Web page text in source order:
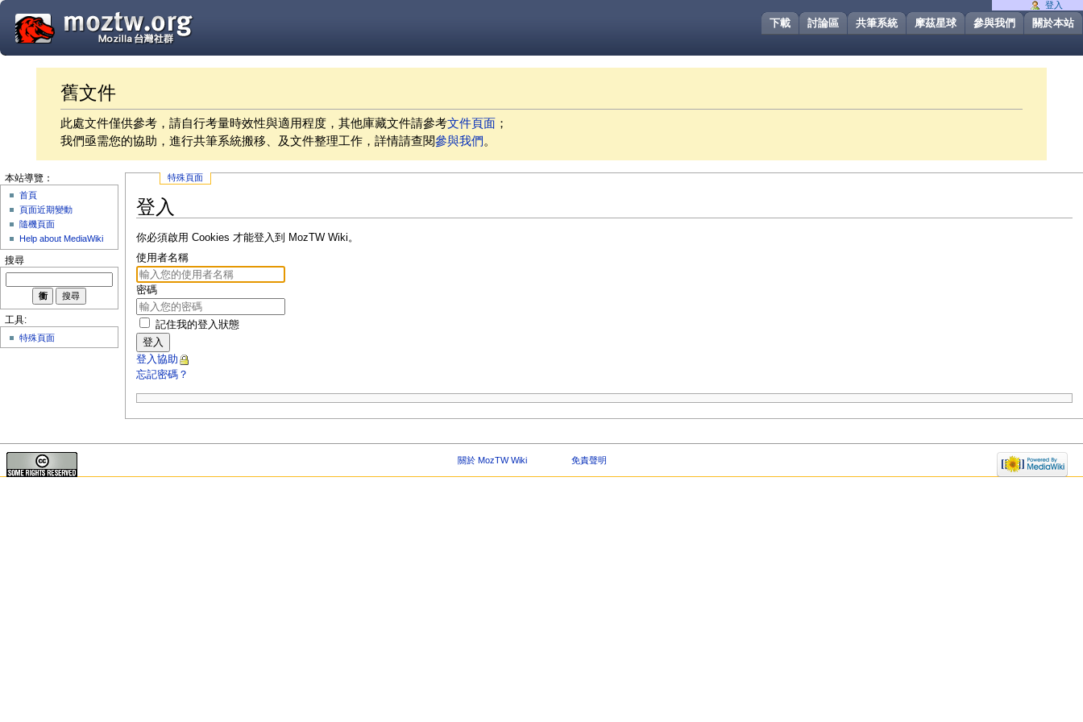
關於本站
參與我們
摩茲星球
共筆系統
討論區
下載
舊文件
此處文件僅供參考，請自行考量時效性與適用程度，其他庫藏文件請參考文件頁面 ；
我們亟需您的協助，進行共筆系統搬移、及文件整理工作，詳情請查閱參與我們。
特殊頁面
登入
你必須啟用 Cookies 才能登入到 MozTW Wiki。
使用者名稱
密碼
記住我的登入狀態
登入
登入協助
忘記密碼？
登入
本站導覽：
首頁
頁面近期變動
隨機頁面
Help about MediaWiki
搜尋
工具:
特殊頁面
關於 MozTW Wiki 免責聲明